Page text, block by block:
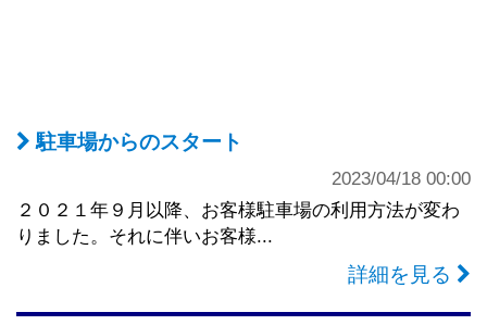
駐車場からのスタート
2023/04/18 00:00
２０２１年９月以降、お客様駐車場の利用方法が変わ
りました。それに伴いお客様...
詳細を見る